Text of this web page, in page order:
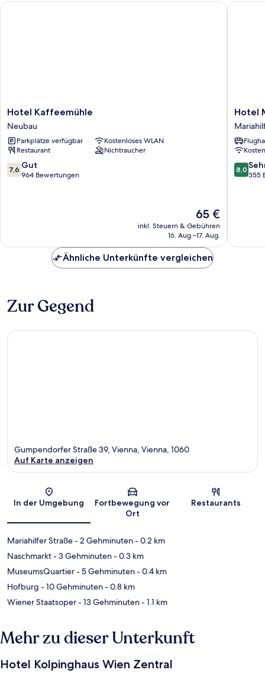
Hotel
Kaffeemühle
Neubau
Hotel Kaffeemühle
Neubau
Parkplätze verfügbar
Kostenloses WLAN
Restaurant
Nichtraucher
7.6
von
7,6 Gut
964 Bewertungen
Der
Preis
beträgt
65 €
inkl. Steuern & Gebühren
16. Aug.–17. Aug.
Hotel Kaffeemühle
Hotel
Mocca
Mariahilf
Hotel
8.0
von
8,0
355
Hotel
Ähnliche Unterkünfte vergleichen
Zur Gegend
Karte
Gumpendorfer Straße 39, Vienna, Vienna, 1060
Auf Karte anzeigen
In der Umgebung
Fortbewegung vor
Ort
Restaurants
Mariahilfer Straße- 2 Gehminuten- 0.2 km
Naschmarkt- 3 Gehminuten- 0.3 km
MuseumsQuartier- 5 Gehminuten- 0.4 km
Hofburg - 10 Gehminuten- 0.8 km
Wiener Staatsoper- 13 Gehminuten- 1.1 km
Mehr zu dieser Unterkunft
Hotel Kolpinghaus Wien Zentral